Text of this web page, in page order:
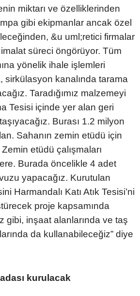
miktarı ve özelliklerinden
gibi ekipmanlar ancak özel
&u uml;retici firmalar
süreci öngörüyor. Tüm
yönelik ihale işlemleri
sirkülasyon kanalında tarama
Taradığımız malzemeyi
Tesisi içinde yer alan geri
Burası 1.2 milyon
Sahanın zemin etüdü için
Zemin etüdü çalışmaları
Burada öncelikle 4 adet
yapacağız. Kurutulan
Harmandalı Katı Atık Tesisi’ni
proje kapsamında
gibi, inşaat alanlarında ve taş
da kullanabileceğiz” diye
kurulacak